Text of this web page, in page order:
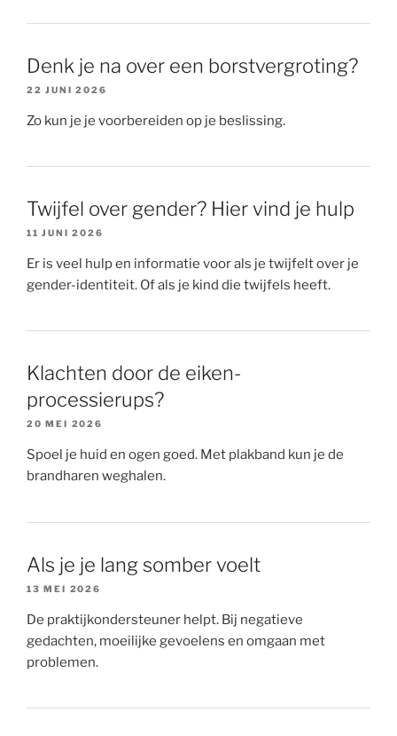
Denk je na over een borstvergroting?
22 JUNI 2026
Zo kun je je voorbereiden op je beslissing.
Twijfel over gender? Hier vind je hulp
11 JUNI 2026
Er is veel hulp en informatie voor als je twijfelt over je
gender-identiteit. Of als je kind die twijfels heeft.
Klachten door de eiken-
processierups?
20 MEI 2026
Spoel je huid en ogen goed. Met plakband kun je de
brandharen weghalen.
Als je je lang somber voelt
13 MEI 2026
De praktijkondersteuner helpt. Bij negatieve
gedachten, moeilijke gevoelens en omgaan met
problemen.